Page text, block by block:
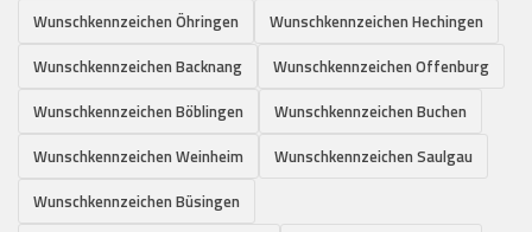
Wunschkennzeichen Öhringen
Wunschkennzeichen Hechingen
Wunschkennzeichen Backnang
Wunschkennzeichen Offenburg
Wunschkennzeichen Böblingen
Wunschkennzeichen Buchen
Wunschkennzeichen Weinheim
Wunschkennzeichen Saulgau
Wunschkennzeichen Büsingen